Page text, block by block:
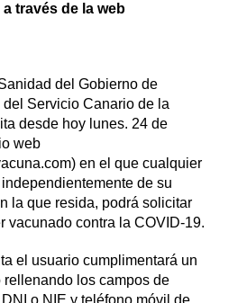
través de la web
del Gobierno de
Servicio Canario de la
desde hoy lunes. 24 de
web
en el que cualquier
de su
la que resida, podrá solicitar
vacunado contra la COVID-19.
el usuario cumplimentará un
los campos de